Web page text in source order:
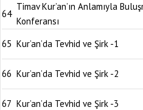
64
Timav Kur’an’ın Anlamıyla
Konferansı
65 Kur’an’da Tevhid ve Şirk -1
66 Kur’an’da Tevhid ve Şirk -2
67 Kur’an’da Tevhid ve Şirk -3